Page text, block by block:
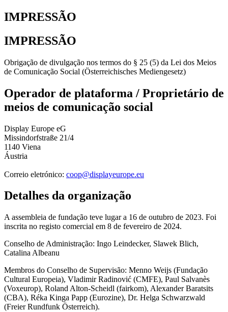
IMPRESSÃO
IMPRESSÃO
Obrigação de divulgação nos termos do § 25 (5) da Lei dos Meios
de Comunicação Social (Österreichisches Mediengesetz)
Operador de plataforma / Proprietário de
meios de comunicação social
Display Europe eG
Missindorfstraße 21/4
1140 Viena
Áustria
Correio eletrónico: coop@displayeurope.eu
Detalhes da organização
A assembleia de fundação teve lugar a 16 de outubro de 2023. Foi
inscrita no registo comercial em 8 de fevereiro de 2024.
Conselho de Administração: Ingo Leindecker, Slawek Blich,
Catalina Albeanu
Membros do Conselho de Supervisão: Menno Weijs (Fundação
Cultural Europeia), Vladimir Radinović (CMFE), Paul Salvanès
(Voxeurop), Roland Alton-Scheidl (fairkom), Alexander Baratsits
(CBA), Réka Kinga Papp (Eurozine), Dr. Helga Schwarzwald
(Freier Rundfunk Österreich).